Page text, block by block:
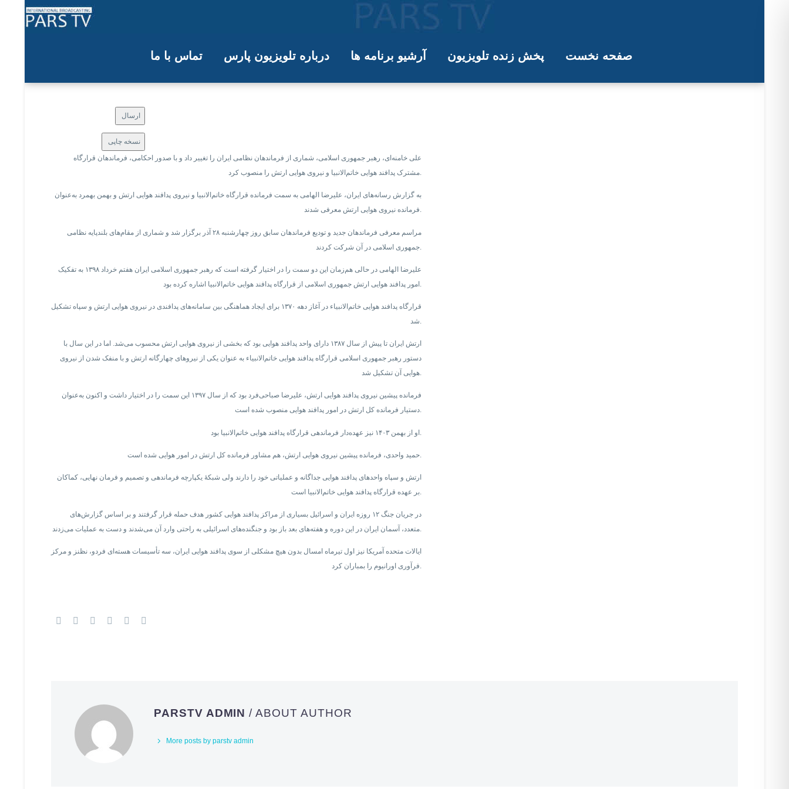
تماس با ما درباره تلویزیون پارس آرشیو برنامه ها پخش زنده تلویزیون صفحه نخست
رهبر جمهوری اسلامی ایران دو تن از فرماندهان بلندپایه ارتش را تغییر داد
ارسال
نسخه چاپی
علی خامنه‌ای، رهبر جمهوری اسلامی، شماری از فرماندهان نظامی ایران را تغییر داد و با صدور احکامی، فرماندهان قرارگاه
مشترک پدافند هوایی خاتم‌الانبیا و نیروی هوایی ارتش را منصوب کرد.
به گزارش رسانه‌های ایران، علیرضا الهامی به سمت فرمانده قرارگاه خاتم‌الانبیا و نیروی پدافند هوایی ارتش و بهمن بهمرد به‌عنوان
فرمانده نیروی هوایی ارتش معرفی شدند.
مراسم معرفی فرماندهان جدید و تودیع فرماندهان سابق روز چهارشنبه ۲۸ آذر برگزار شد و شماری از مقام‌های بلندپایه نظامی
علیرضا الهامی در حالی هم‌زمان این دو سمت را در اختیار گرفته است که رهبر جمهوری اسلامی ایران هفتم خرداد ۱۳۹۸ به تفکیک
قرارگاه پدافند هوایی خاتم‌الانبیاء در آغاز دهه ۱۳۷۰ برای ایجاد هماهنگی بین سامانه‌های پدافندی در نیروی هوایی ارتش و سپاه تشکیل
شد.
ارتش ایران تا پیش از سال ۱۳۸۷ دارای واحد پدافند هوایی بود که بخشی از نیروی هوایی ارتش محسوب می‌شد. اما در این سال با
دستور رهبر جمهوری اسلامی قرارگاه پدافند هوایی خاتم‌الانبیاء به عنوان یکی از نیروهای چهارگانه ارتش و با منفک شدن از نیروی
هوایی آن تشکیل شد.
فرمانده پیشین نیروی پدافند هوایی ارتش، علیرضا صباحی‌فرد بود که از سال ۱۳۹۷ این سمت را در اختیار داشت و اکنون به‌عنوان
دستیار فرمانده کل ارتش در امور پدافند هوایی منصوب شده است.
ارتش و سپاه واحدهای پدافند هوایی جداگانه و عملیاتی خود را دارند ولی شبکهٔ یکپارچه فرماندهی و تصمیم و فرمان نهایی، کماکان
بر عهده قرارگاه پدافند هوایی خاتم‌الانبیا است.
در جریان جنگ ۱۲ روزه ایران و اسرائیل بسیاری از مراکز پدافند هوایی کشور هدف حمله قرار گرفتند و بر اساس گزارش‌های
متعدد، آسمان ایران در این دوره و هفته‌های بعد باز بود و جنگنده‌‌های اسرائیلی به راحتی وارد آن می‌شدند و دست به عملیات می‌زدند.
ایالات متحده آمریکا نیز اول تیرماه امسال بدون هیچ مشکلی از سوی پدافند هوایی ایران، سه تأسیسات هسته‌ای فردو، نظنز و مرکز
فرآوری اورانیوم را بمباران کرد.
PARSTV ADMIN/ ABOUT AUTHOR
More posts by parstv admin